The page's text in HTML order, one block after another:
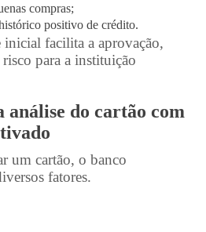
compras;
positivo de crédito.
facilita a aprovação,
para a instituição
análise do cartão com
um cartão, o banco
fatores.